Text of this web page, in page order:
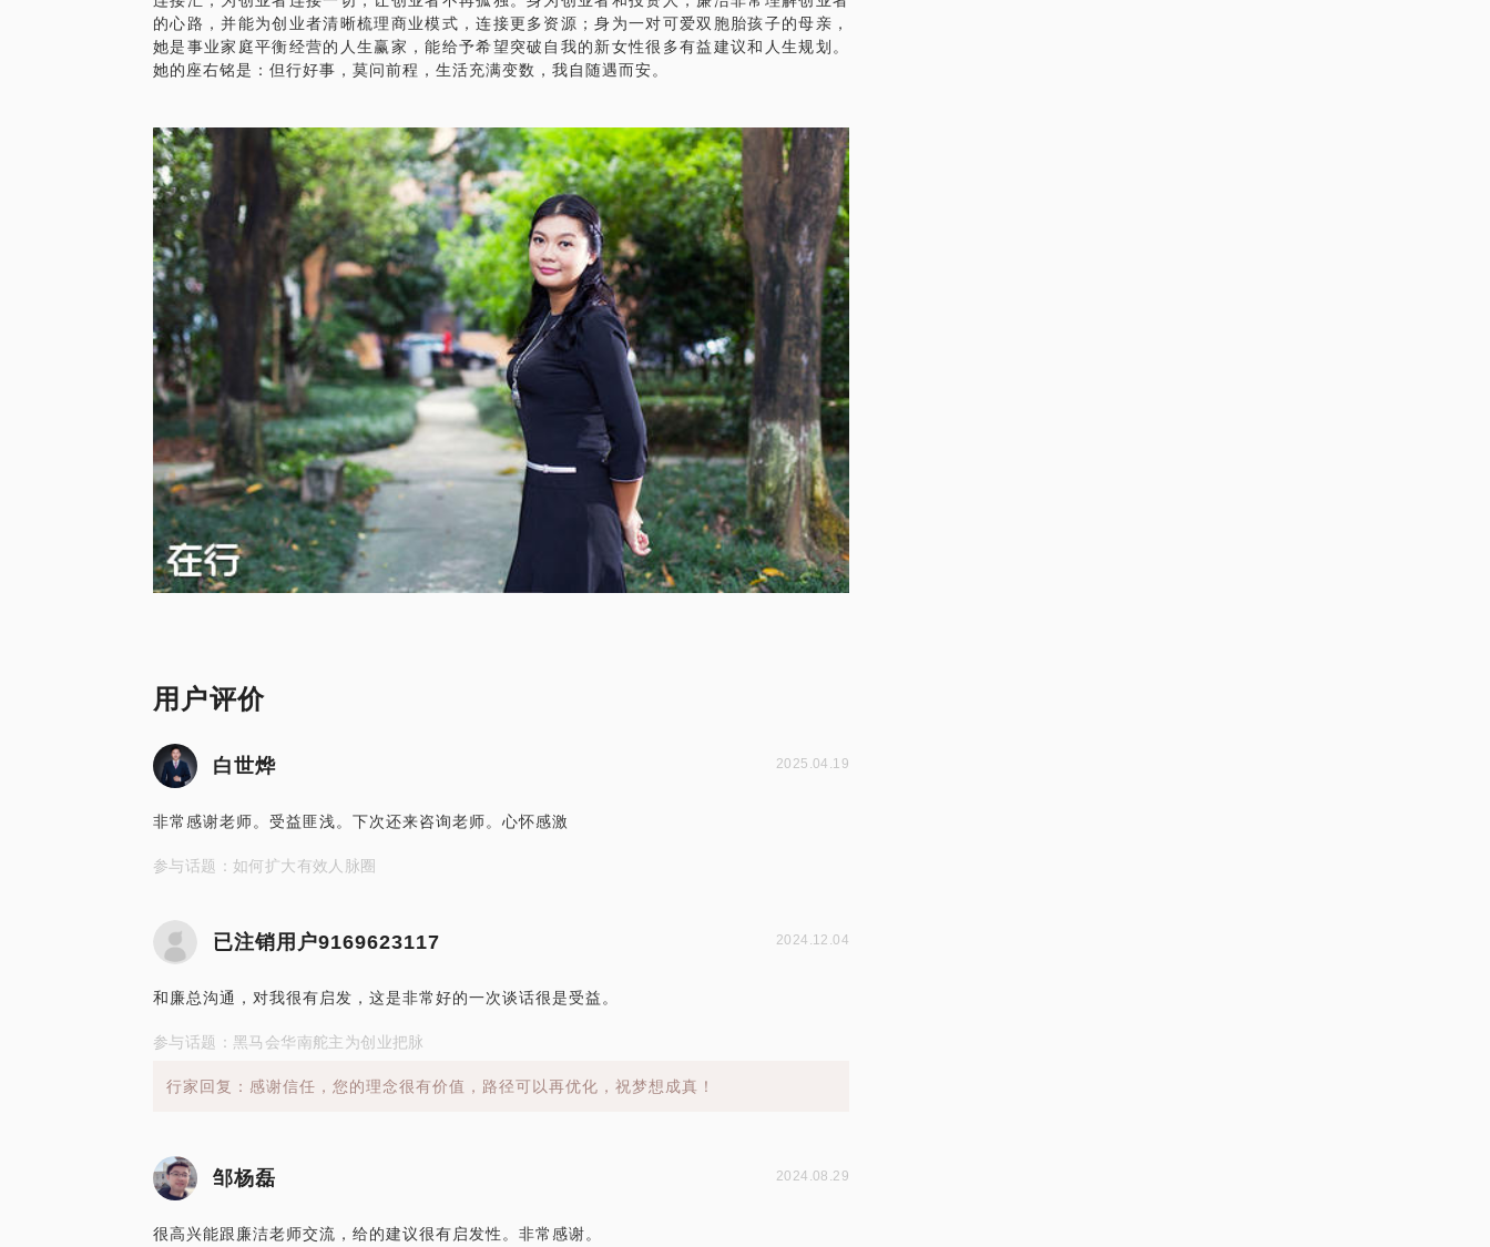
的心路，并能为创业者清晰梳理商业模式，连接更多资源；身为一对可爱双胞胎孩子的母亲，
她是事业家庭平衡经营的人生赢家，能给予希望突破自我的新女性很多有益建议和人生规划。
她的座右铭是：但行好事，莫问前程，生活充满变数，我自随遇而安。
用户评价
白世烨 2025.04.19
非常感谢老师。受益匪浅。下次还来咨询老师。心怀感激
参与话题：如何扩大有效人脉圈
已注销用户9169623117 2024.12.04
和廉总沟通，对我很有启发，这是非常好的一次谈话很是受益。
参与话题：黑马会华南舵主为创业把脉
行家回复：感谢信任，您的理念很有价值，路径可以再优化，祝梦想成真！
邹杨磊 2024.08.29
很高兴能跟廉洁老师交流，给的建议很有启发性。非常感谢。